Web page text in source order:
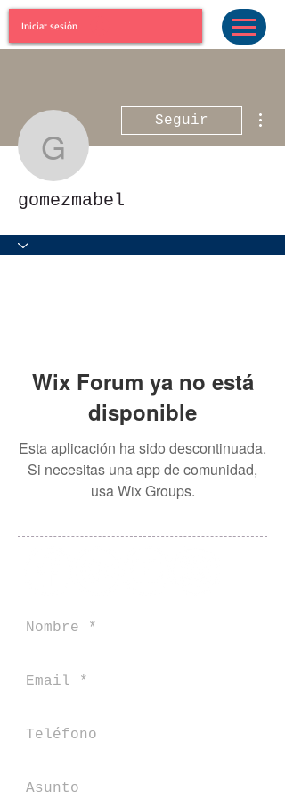
Iniciar sesión
gomezmabel
Seguir
gomezmabel
Wix Forum ya no está
disponible
Esta aplicación ha sido descontinuada.
Si necesitas una app de comunidad,
usa Wix Groups.